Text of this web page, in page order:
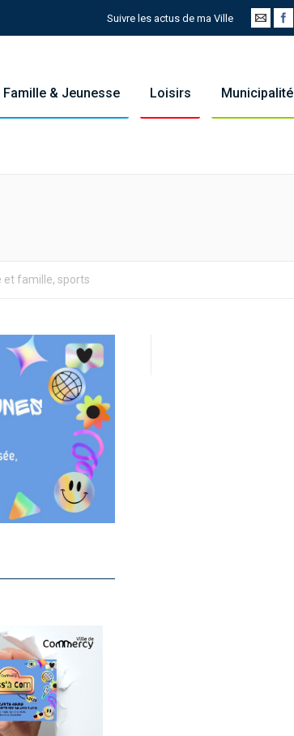
Suivre les actus de ma Ville
Famille & Jeunesse Loisirs Municipalité
et famille, sports